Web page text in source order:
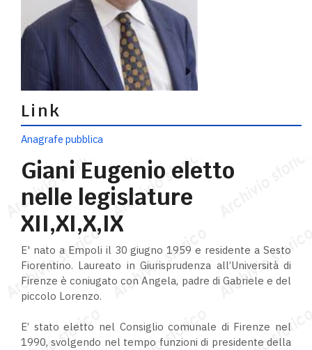
Link
Anagrafe pubblica
Giani Eugenio eletto
nelle legislature
XII,XI,X,IX
E' nato a Empoli il 30 giugno 1959 e residente a Sesto
Fiorentino. Laureato in Giurisprudenza all’Università di
Firenze è coniugato con Angela, padre di Gabriele e del
piccolo Lorenzo.
E’ stato eletto nel Consiglio comunale di Firenze nel
1990, svolgendo nel tempo funzioni di presidente della